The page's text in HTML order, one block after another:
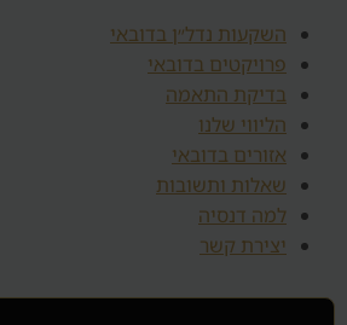
השקעות נדל״ן בדובאי
פרויקטים בדובאי
בדיקת התאמה
הליווי שלנו
אזורים בדובאי
שאלות ותשובות
למה דנסיה
יצירת קשר